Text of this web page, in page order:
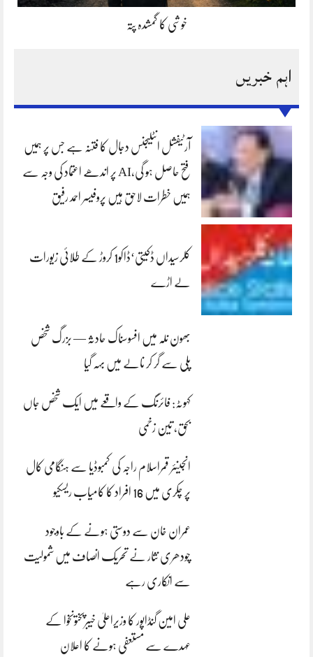
خوشی کا گمشدہ پتہ
اہم خبریں
آرٹیفشل انٹلیجنس دجال کا فتنہ ہے جس پر ہمیں
فتح حاصل ہو گی،AI پر اندھے اعتماد کی وجہ سے
ہمیں خطرات لاحق ہیں پروفیسر احمد رفیق
کلرسیداں ڈکیتی‘ڈاکو1 کروڑ کے طلائی زیورات
لے اڑے
بھون نلہ میں افسوسناک حادثہ — بزرگ شخص
پلی سے گر کر نالے میں بہہ گیا
کہوٹہ: فائرنگ کے واقعے میں ایک شخص جاں
بحق، تین زخمی
انجینئر قمراسلام راجہ کی کمبوڈیا سے ہنگامی کال
پر چکری میں 16 افراد کا کامیاب ریسکیو
عمران خان سے دوستی ہونے کے باوجود
چودھری نثار نے تحریک انصاف میں شمولیت
سے انکاری رہے
علی امین گنڈاپور کا وزیراعلیٰ خیبرپختونخوا کے
عہدے سے مستعفی ہونے کا اعلان